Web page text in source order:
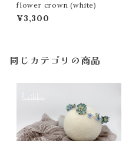
flower crown (white)
¥3,300
同じカテゴリの商品